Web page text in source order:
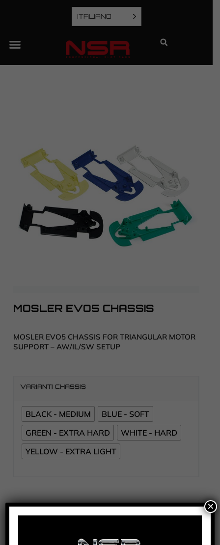
ITALIANO
MOSLER EVO5 CHASSIS
MOSLER EVO5 CHASSIS FOR TRIANGULAR MOTOR
SUPPORT – AW/IL/SW SETUP
VARIANTI CHASSIS
BLACK - MEDIUM
BLUE - SOFT
GREEN - EXTRA HARD
WHITE - HARD
YELLOW - EXTRA LIGHT
×